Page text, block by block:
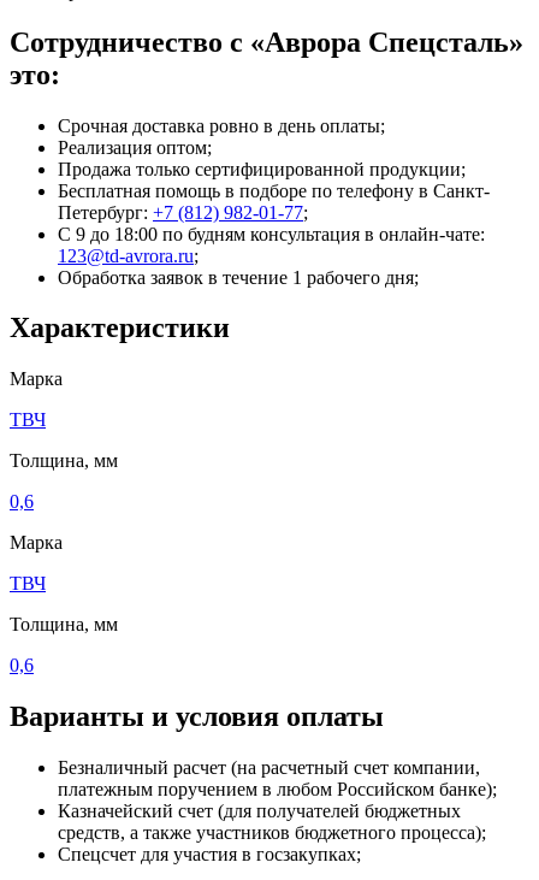
Сотрудничество с «Аврора Спецсталь»
это:
Срочная доставка ровно в день оплаты;
Реализация оптом;
Продажа только сертифицированной продукции;
Бесплатная помощь в подборе по телефону в Санкт-
Петербург: +7 (812) 982-01-77;
С 9 до 18:00 по будням консультация в онлайн-чате:
123@td-avrora.ru;
Обработка заявок в течение 1 рабочего дня;
Характеристики
Марка
ТВЧ
Толщина, мм
0,6
Марка
ТВЧ
Толщина, мм
0,6
Варианты и условия оплаты
Безналичный расчет (на расчетный счет компании,
платежным поручением в любом Российском банке);
Казначейский счет (для получателей бюджетных
средств, а также участников бюджетного процесса);
Спецсчет для участия в госзакупках;